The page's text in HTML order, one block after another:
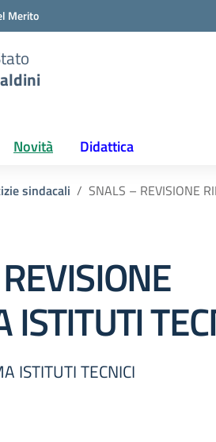
Merito
Novità Didattica
sindacali SNALS – REVISIONE
ISTITUTI
ISTITUTI TECNICI